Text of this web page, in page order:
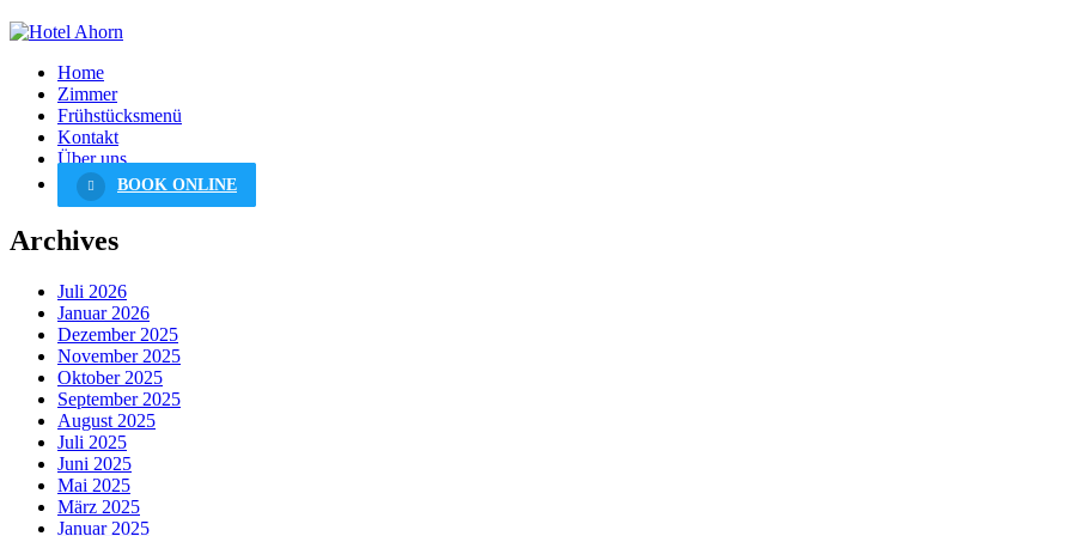
Home
Zimmer
Frühstücksmenü
Kontakt
Über uns
BOOK ONLINE
Archives
Juli 2026
Januar 2026
Dezember 2025
November 2025
Oktober 2025
September 2025
August 2025
Juli 2025
Juni 2025
Mai 2025
März 2025
Januar 2025